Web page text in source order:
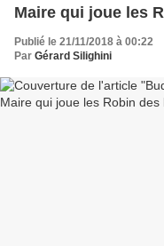
Maire qui joue les
Publié le 21/11/2018 à 00:22
Par Gérard Silighini